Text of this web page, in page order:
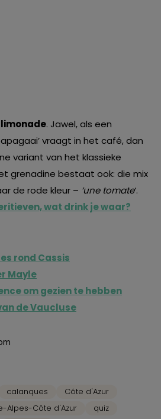
. Jawel, als een
vraagt in het café, dan
variant van het klassieke
grenadine bestaat ook: die mix
de rode kleur – ‘une tomate‘.
wat drink je waar?
rond Cassis
Mayle
om gezien te hebben
de Vaucluse
calanques
Côte d'Azur
Alpes-Côte d'Azur
quiz